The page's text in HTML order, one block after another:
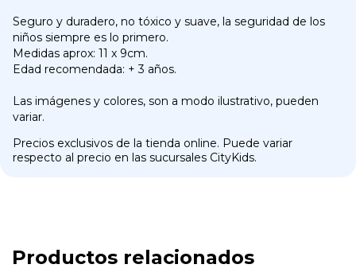
Seguro y duradero, no tóxico y suave, la seguridad de los
niños siempre es lo primero.
Medidas aprox: 11 x 9cm.
Edad recomendada: + 3 años.
Las imágenes y colores, son a modo ilustrativo, pueden
variar.
Precios exclusivos de la tienda online. Puede variar
respecto al precio en las sucursales CityKids.
Productos relacionados